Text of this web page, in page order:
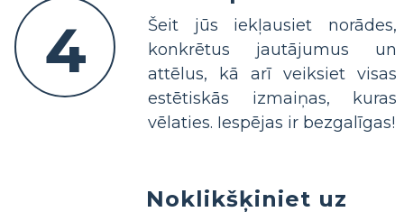
4
Šeit jūs iekļausiet norādes,
konkrētus jautājumus un
attēlus, kā arī veiksiet visas
estētiskās izmaiņas, kuras
vēlaties. Iespējas ir bezgalīgas!
Noklikšķiniet uz